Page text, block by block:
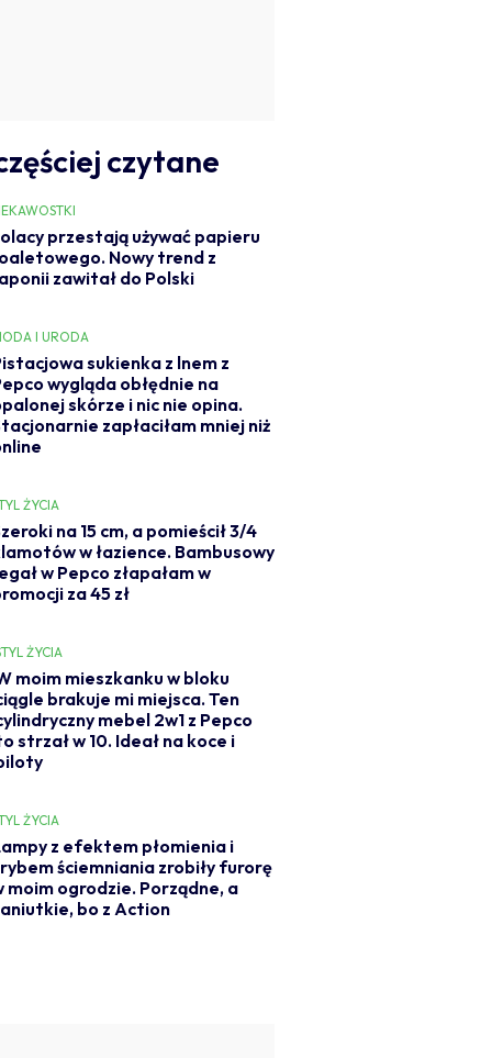
czytane
przestają używać papieru
Nowy trend z
zawitał do Polski
I URODA
sukienka z lnem z
wygląda obłędnie na
skórze i nic nie opina.
zapłaciłam mniej niż
ŻYCIA
na 15 cm, a pomieścił 3/4
w łazience. Bambusowy
w Pepco złapałam w
za 45 zł
ŻYCIA
moim mieszkanku w bloku
brakuje mi miejsca. Ten
mebel 2w1 z Pepco
strzał w 10. Ideał na koce i
ŻYCIA
z efektem płomienia i
ściemniania zrobiły furorę
moim ogrodzie. Porządne, a
bo z Action